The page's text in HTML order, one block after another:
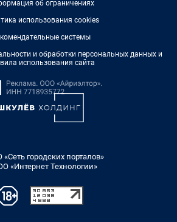
об ограничениях
использования cookies
системы
и обработки персональных данных и
использования сайта
городских порталов»
«Интернет Технологии»